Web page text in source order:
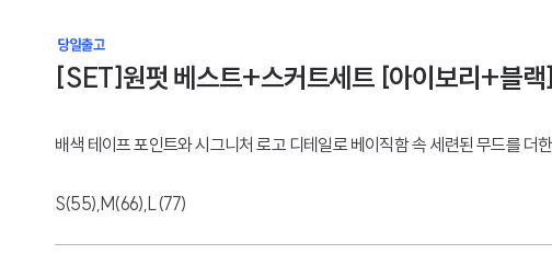
[SET]원펏 베스트+스커트세트 [아이보리+블
배색 테이프 포인트와 시그니처 로고 디테일로 베이직함 속 세련된 무드를 더
S(55),M(66),L(77)